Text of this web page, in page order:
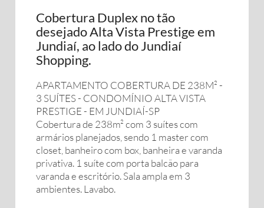
Cobertura Duplex no tão
desejado Alta Vista Prestige em
Jundiaí, ao lado do Jundiaí
Shopping.
APARTAMENTO COBERTURA DE 238M² -
3 SUÍTES - CONDOMÍNIO ALTA VISTA
PRESTIGE - EM JUNDIAÍ-SP
Cobertura de 238m² com 3 suítes com
armários planejados, sendo 1 master com
closet, banheiro com box, banheira e varanda
privativa. 1 suíte com porta balcão para
varanda e escritório. Sala ampla em 3
ambientes. Lavabo.